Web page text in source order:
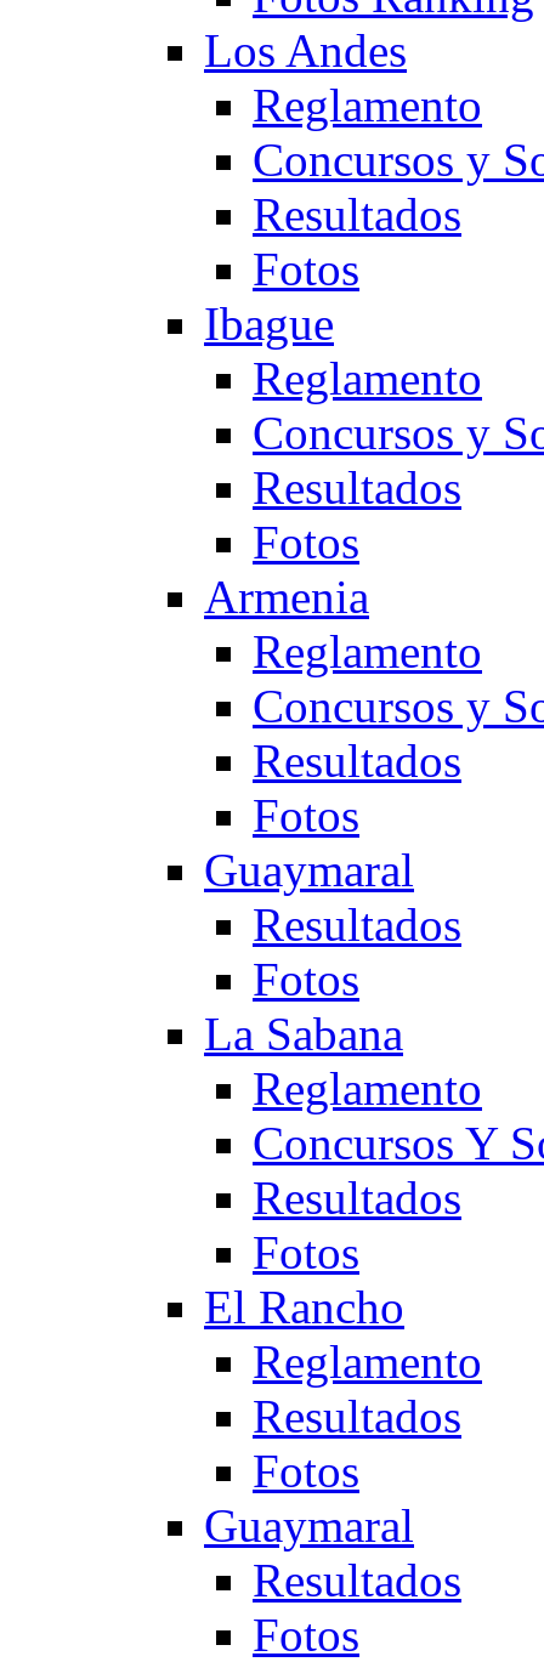
Los Andes
Reglamento
Concursos y
Resultados
Fotos
Ibague
Reglamento
Concursos y
Resultados
Fotos
Armenia
Reglamento
Concursos y
Resultados
Fotos
Guaymaral
Resultados
Fotos
La Sabana
Reglamento
Concursos Y
Resultados
Fotos
El Rancho
Reglamento
Resultados
Fotos
Guaymaral
Resultados
Fotos